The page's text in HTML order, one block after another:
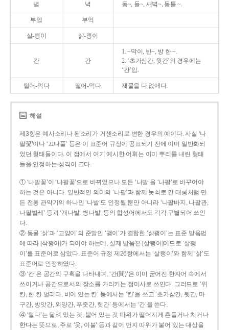
녘 녁 동~, 들~, 새벽~, 동틀 ~.
부엌 부억
살-쾡이 삵-괭이
칸 간
1. ~막이, 빈~, 방 한 ~.
2. ‘초가삼간, 윗간’의 경우에는
‘간’임.
털어-먹다 떨어-먹다 재물을 다 없애다.
해설
제3항은 예사소리나 된소리가 거센소리로 변한 경우의 예이다. 사실 ‘나
팔꽃’이나 ‘끄나풀’ 등은 이 표준어 규정이 공표되기 전에 이미 일반화되
었던 형태들이다. 이 점에서 여기 예시한 어휘는 이미 뿌리를 내린 형태
들을 인정하는 성격이 크다.
① ‘나발꽃’이 ‘나팔꽃’으로 바뀌었으나 모든 ‘나발’을 ‘나팔’로 바꾸어야
하는 것은 아니다. 일반적인 의미의 ‘나팔’과 함께 놋쇠로 긴 대롱처럼 만
든 전통 관악기의 하나인 ‘나발’도 인정될 뿐만 아니라 ‘나팔바지, 나팔관,
나팔벌레’ 등과 ‘개나발, 병나발’ 등의 합성어에서도 각각 구별되어 쓰인
다.
② 동물 ‘삵’과 ‘고양이’의 준말인 ‘괭이’가 결합한 ‘삵괭이’는 표준 발음법
에 따라 [삭꽹이]가 되어야 하는데, 실제 발음은 [살쾡이]이므로 ‘살쾡
이’를 표준어로 삼았다. 표준어 규정 제26항에서는 ‘살쾡이’와 함께 ‘삵’도
표준어로 인정하였다.
③ ‘칸’은 공간의 구획을 나타내며, ‘간(間)’은 이미 굳어진 한자어 속에서
쓰이거나 공간으로서의 장소를 가리키는 접미사로 쓰인다. 그러므로 ‘위
칸, 한 칸 벌리다, 비어 있는 칸’ 등에서는 ‘칸’을 쓰고 ‘초가삼간, 뒷간, 마
구간, 방앗간, 외양간, 푸줏간, 헛간’ 등에서는 ‘간’을 쓴다.
④ ‘털다’는 달려 있는 것, 붙어 있는 것 따위가 떨어지게 흔들거나 치거나
한다는 뜻으로, 주로 ‘옷, 이불’ 등과 같이 먼지 따위가 붙어 있는 대상을